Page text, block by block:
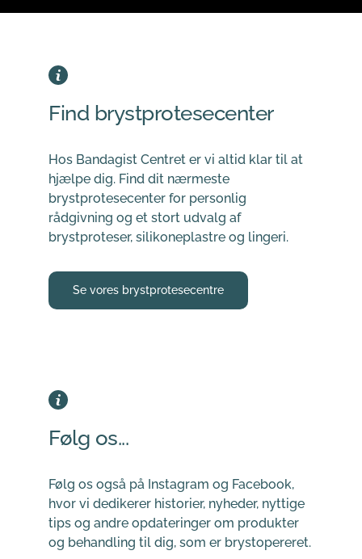
Find brystprotesecenter
Hos Bandagist Centret er vi altid klar til at
hjælpe dig. Find dit nærmeste
brystprotesecenter for personlig
rådgivning og et stort udvalg af
brystproteser, silikoneplastre og lingeri.
Se vores brystprotesecentre
Følg os...
Følg os også på Instagram og Facebook,
hvor vi dedikerer historier, nyheder, nyttige
tips og andre opdateringer om produkter
og behandling til dig, som er brystopereret.